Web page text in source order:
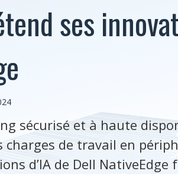
ses
sécurisé et à haute
de travail en
d’IA de Dell NativeEdge